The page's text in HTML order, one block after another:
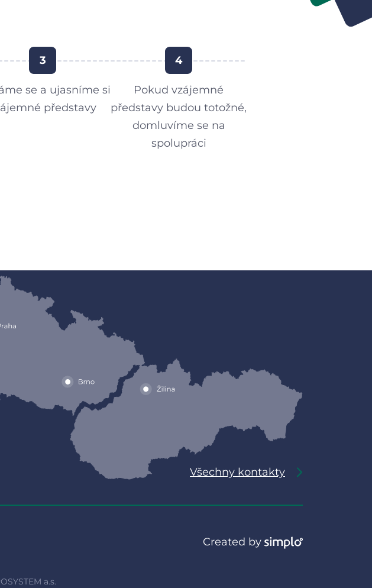
3
se a ujasníme si
představy
4
Pokud vzájemné
představy budou totožné,
domluvíme se na
spolupráci
Všechny kontakty
Created by
a.s.